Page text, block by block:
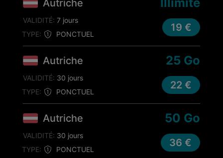
Autriche
TYPE: PONCTUEL
VALIDITÉ: 7 jours
19 €
Autriche
TYPE: PONCTUEL
25 Go
VALIDITÉ: 30 jours
22 €
Autriche
TYPE: PONCTUEL
50 Go
VALIDITÉ: 30 jours
36 €